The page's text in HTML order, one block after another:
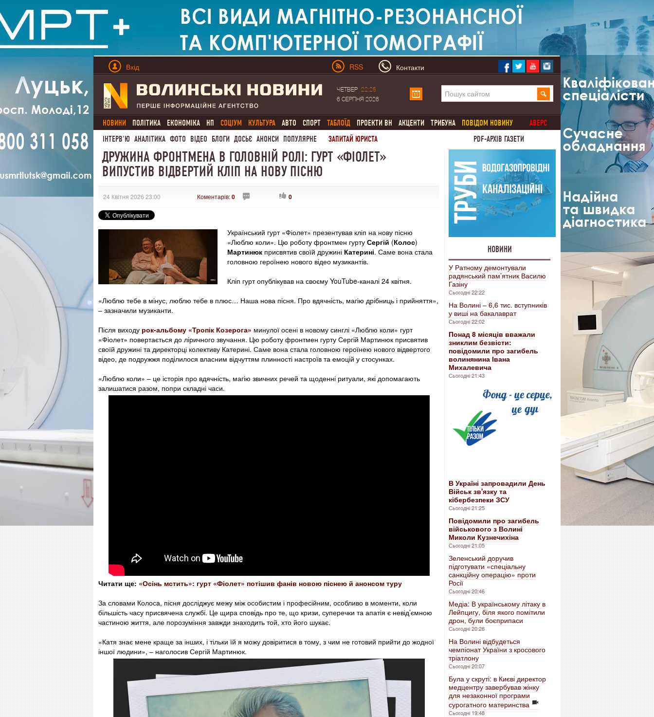
Вхід RSS Контакти
ЧЕТВЕР
22:25
6 СЕРПНЯ 2026
НОВИНИ ПОЛІТИКА ЕКОНОМІКА НП СОЦІУМ КУЛЬТУРА АВТО СПОРТ ТАБЛОЇД ПРОЕКТИ ВН АКЦЕНТИ ТРИБУНА ПОВІДОМ НОВИНУ
АВЕРС
ІНТЕРВ'Ю АНАЛІТИКА ФОТО ВІДЕО БЛОГИ ДОСЬЄ АНОНСИ ПОПУЛЯРНЕ ЗАПИТАЙ ЮРИСТА PDF-АРХІВ ГАЗЕТИ
ДРУЖИНА ФРОНТМЕНА В ГОЛОВНІЙ РОЛІ: ГУРТ «ФІОЛЕТ»
ВИПУСТИВ ВІДВЕРТИЙ КЛІП НА НОВУ ПІСНЮ
24 Квітня 2026 23:00 Коментарів:0 0
Український гурт «Фіолет» презентував кліп на нову пісню
«Люблю коли». Цю роботу фронтмен гурту Сергій (Колос)
Мартинюк присвятив своїй дружині Катерині. Саме вона стала
головною героїнею нового відео музикантів.
Кліп гурт опублікував на своєму YouTube-каналі 24 квітня.
«Люблю тебе в мінус, люблю тебе в плюс… Наша нова пісня. Про вдячність, магію дрібниць і прийняття»,
– зазначили музиканти.
Після виходу рок-альбому «Тропік Козерога» минулої осені в новому синглі «Люблю коли» гурт
«Фіолет» повертається до ліричного звучання. Цю роботу фронтмен гурту Сергій Мартинюк присвятив
своїй дружині та директорці колективу Катерині. Саме вона стала головною героїнею нового відвертого
відео, де подружжя поділилося власним відчуттям плинності настроїв та емоцій у стосунках.
«Люблю коли» – це історія про вдячність, магію звичних речей та щоденні ритуали, які допомагають
залишатися разом, попри складні часи.
Читати ще: «Осінь мстить»: гурт «Фіолет» потішив фанів новою піснею й анонсом туру
За словами Колоса, пісня досліджує межу між особистим і професійним, особливо в моменти, коли
більшість часу присвячена службі. Це щира сповідь про те, що кризи, суперечки та апатія є невід’ємною
частиною життя, але порозуміння завжди знаходить той, хто його шукає.
«Катя знає мене краще за інших, і тільки їй я можу довіритися в тому, з чим не готовий прийти до жодної
іншої людини», – наголосив Сергій Мартинюк.
НОВИНИ
У Ратному демонтували
радянський пам’ятник Василю
Газіну
Сьогодні 22:22
На Волині – 6,6 тис. вступників
у виші на бакалаврат
Сьогодні 22:02
Понад 8 місяців вважали
зниклим безвісти:
повідомили про загибель
волинянина Івана
Михалевича
Сьогодні 21:43
В Україні запровадили День
Військ зв'язку та
кібербезпеки ЗСУ
Сьогодні 21:25
Повідомили про загибель
військового з Волині
Миколи Кузнечихіна
Сьогодні 21:05
Зеленський доручив
підготувати «спеціальну
санкційну операцію» проти
Росії
Сьогодні 20:46
Медіа: В українському літаку в
Лейпцигу, біля якого помітили
дрон, були боєприпаси
Сьогодні 20:26
На Волині відбудеться
чемпіонат України з кросового
тріатлону
Сьогодні 20:07
Була у скруті: в Києві директор
медцентру завербував жінку
для незаконної програми
сурогатного материнства
Сьогодні 19:48